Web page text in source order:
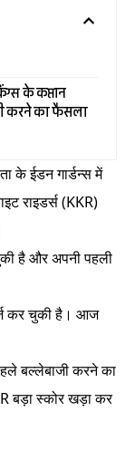
के कप्तान
करने का फैसला
के ईडन गार्डन्स में
राइडर्स (KKR)
है और अपनी पहली
कर चुकी है। आज
बल्लेबाजी करने का
बड़ा स्कोर खड़ा कर